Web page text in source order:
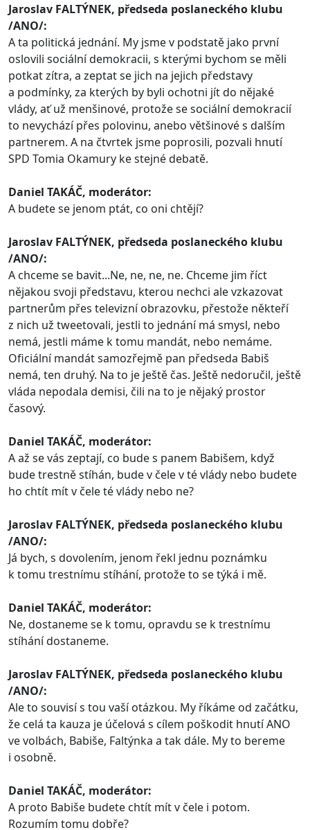
Jaroslav FALTÝNEK, předseda poslaneckého klubu
/ANO/:
A ta politická jednání. My jsme v podstatě jako první
oslovili sociální demokracii, s kterými bychom se měli
potkat zítra, a zeptat se jich na jejich představy
a podmínky, za kterých by byli ochotni jít do nějaké
vlády, ať už menšinové, protože se sociální demokracií
to nevychází přes polovinu, anebo většinové s dalším
partnerem. A na čtvrtek jsme poprosili, pozvali hnutí
SPD Tomia Okamury ke stejné debatě.
Daniel TAKÁČ, moderátor:
A budete se jenom ptát, co oni chtějí?
Jaroslav FALTÝNEK, předseda poslaneckého klubu
/ANO/:
A chceme se bavit...Ne, ne, ne, ne. Chceme jim říct
nějakou svoji představu, kterou nechci ale vzkazovat
partnerům přes televizní obrazovku, přestože někteří
z nich už tweetovali, jestli to jednání má smysl, nebo
nemá, jestli máme k tomu mandát, nebo nemáme.
Oficiální mandát samozřejmě pan předseda Babiš
nemá, ten druhý. Na to je ještě čas. Ještě nedoručil, ještě
vláda nepodala demisi, čili na to je nějaký prostor
časový.
Daniel TAKÁČ, moderátor:
A až se vás zeptají, co bude s panem Babišem, když
bude trestně stíhán, bude v čele v té vlády nebo budete
ho chtít mít v čele té vlády nebo ne?
Jaroslav FALTÝNEK, předseda poslaneckého klubu
/ANO/:
Já bych, s dovolením, jenom řekl jednu poznámku
k tomu trestnímu stíhání, protože to se týká i mě.
Daniel TAKÁČ, moderátor:
Ne, dostaneme se k tomu, opravdu se k trestnímu
stíhání dostaneme.
Jaroslav FALTÝNEK, předseda poslaneckého klubu
/ANO/:
Ale to souvisí s tou vaší otázkou. My říkáme od začátku,
že celá ta kauza je účelová s cílem poškodit hnutí ANO
ve volbách, Babiše, Faltýnka a tak dále. My to bereme
i osobně.
Daniel TAKÁČ, moderátor:
A proto Babiše budete chtít mít v čele i potom.
Rozumím tomu dobře?